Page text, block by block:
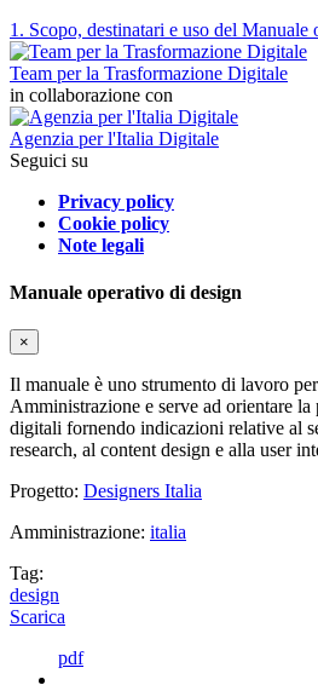
1. Scopo, destinatari e uso del Manuale
Team per la Trasformazione Digitale
in collaborazione con
Agenzia per l'Italia Digitale
Seguici su
Privacy policy
Cookie policy
Note legali
Manuale operativo di design
×
Il manuale è uno strumento di lavoro
Amministrazione e serve ad orientare
digitali fornendo indicazioni relative al
research, al content design e alla user
Progetto: Designers Italia
Amministrazione: italia
Tag:
design
Scarica
pdf